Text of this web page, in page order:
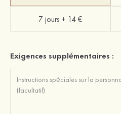
7 jours + 14 €
Exigences supplémentaires :